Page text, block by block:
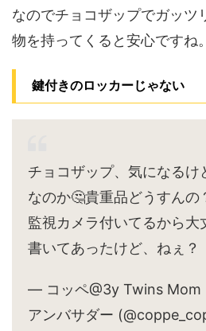
なのでチョコザップでガッツ
物を持ってくると安心ですね。
鍵付きのロッカーじゃない
チョコザップ、気になるけ
なのか🤔貴重品どうすんの
監視カメラ付いてるから大
書いてあったけど、ねぇ？
— コッペ@3y Twins Mom
アンバサダー